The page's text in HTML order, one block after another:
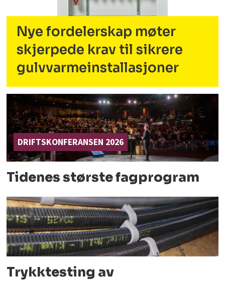
Nye fordelerskap møter
skjerpede krav til sikrere
gulvvarmeinstallasjoner
DRIFTSKONFERANSEN 2026
Tidenes største fagprogram
Trykktesting av